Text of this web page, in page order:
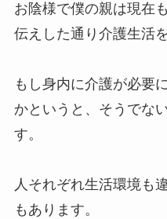
お陰様で僕の親は現在
伝えした通り介護生活
もし身内に介護が必要
かというと、そうでな
す。
人それぞれ生活環境も
もあります。